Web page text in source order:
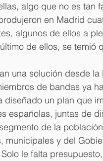
algo que no es tan
en Madrid
algunos de ellos a
de ellos, se temió
una solución desde
de bandas ya
diseñado un plan que
españolas, juntas de
de la
municipales y del
le falta